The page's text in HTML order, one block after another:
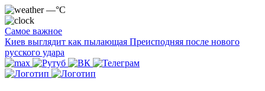
—°C
Самое важное
Киев выглядит как пылающая Преисподняя после нового
русского удара